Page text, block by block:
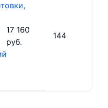
17 160
руб.
144